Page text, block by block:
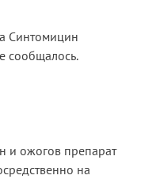
Синтомицин
сообщалось.
и ожогов препарат
на